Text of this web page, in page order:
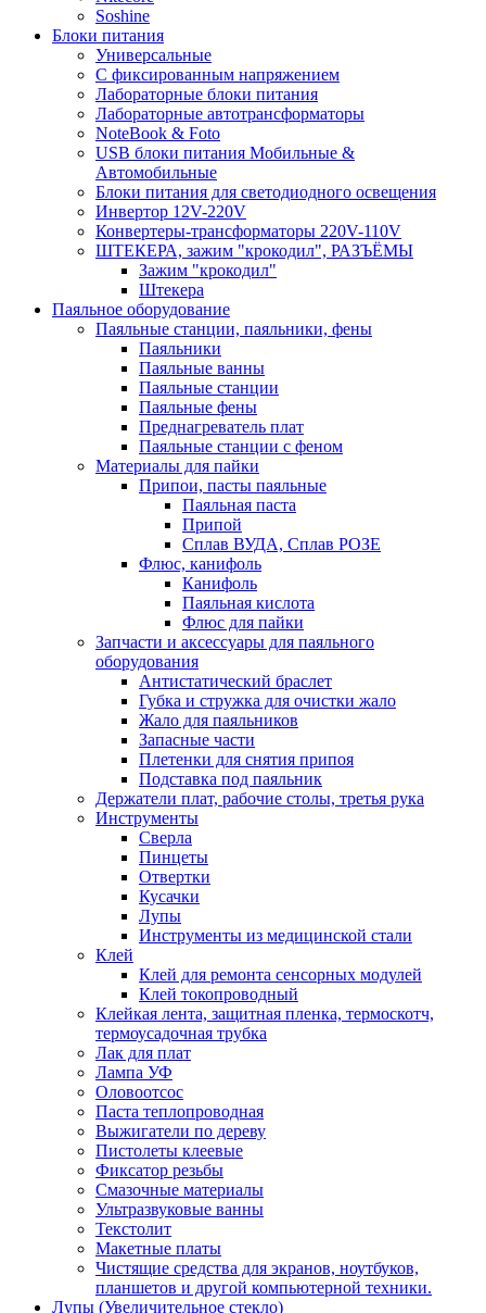
Soshine
Блоки питания
Универсальные
C фиксированным напряжением
Лабораторные блоки питания
Лабораторные автотрансформаторы
NoteBook & Foto
USB блоки питания Мобильные &
Автомобильные
Блоки питания для светодиодного освещения
Инвертор 12V-220V
Конвертеры-трансформаторы 220V-110V
ШТЕКЕРА, зажим "крокодил", РАЗЪЁМЫ
Зажим "крокодил"
Штекера
Паяльное оборудование
Паяльные станции, паяльники, фены
Паяльники
Паяльные ванны
Паяльные станции
Паяльные фены
Преднагреватель плат
Паяльные станции с феном
Материалы для пайки
Припои, пасты паяльные
Паяльная паста
Припой
Сплав ВУДА, Сплав РОЗЕ
Флюс, канифоль
Канифоль
Паяльная кислота
Флюс для пайки
Запчасти и аксессуары для паяльного
оборудования
Антистатический браслет
Губка и стружка для очистки жало
Жало для паяльников
Запасные части
Плетенки для снятия припоя
Подставка под паяльник
Держатели плат, рабочие столы, третья рука
Инструменты
Сверла
Пинцеты
Отвертки
Кусачки
Лупы
Инструменты из медицинской стали
Клей
Клей для ремонта сенсорных модулей
Клей токопроводный
Клейкая лента, защитная пленка, термоскотч,
термоусадочная трубка
Лак для плат
Лампа УФ
Оловоотсос
Паста теплопроводная
Выжигатели по дереву
Пистолеты клеевые
Фиксатор резьбы
Смазочные материалы
Ультразвуковые ванны
Текстолит
Макетные платы
Чистящие средства для экранов, ноутбуков,
планшетов и другой компьютерной техники.
Лупы (Увеличительное стекло)